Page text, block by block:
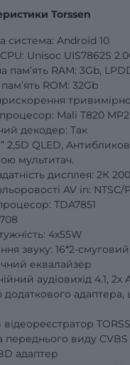
Torssen
система: Android 10
Unisoc UIS7862S
пам’ять RAM: 3Gb,
ROM: 32Gb
Mali T820 MP2
декодер: Так
2,5D QLED,
мультитач.
дисплея: 2К
AV in: NTSC/
TDA7851
4х55W
звуку: 16*2-смуговий
еквалайзер
аудіовихід 4.1, 2x
адаптера,
відеореєстратор
переднього виду CVBS
адаптер